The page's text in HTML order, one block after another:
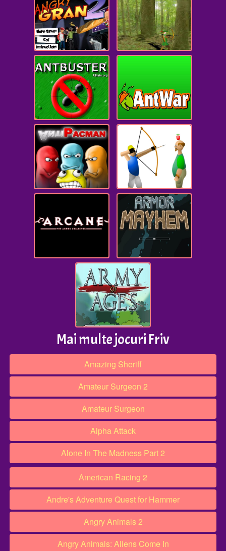
Mai multe jocuri Friv
Amazing Sheriff
Amateur Surgeon 2
Amateur Surgeon
Alpha Attack
Alone In The Madness Part 2
American Racing 2
Andre's Adventure Quest for Hammer
Angry Animals 2
Angry Animals: Aliens Come In